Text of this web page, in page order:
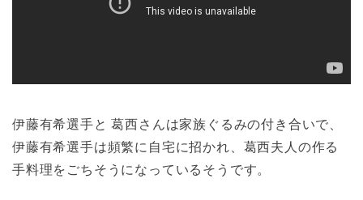
伊藤有希選手と 葛西さんは家族ぐるみの付き合いで、
伊藤有希選手は頻繁に自宅に招かれ、葛西夫人の作る
手料理をごちそうになっているそうです。